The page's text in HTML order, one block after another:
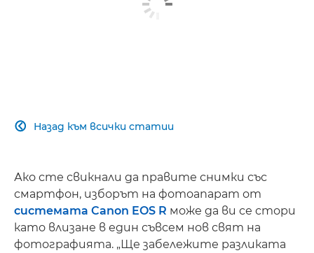
Назад към всички статии

Ако сте свикнали да правите снимки със
смартфон, изборът на фотоапарат от
системата Canon EOS R може да ви се стори
като влизане в един съвсем нов свят на
фотографията. „Ще забележите разликата